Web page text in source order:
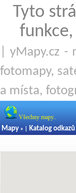
Tyto
funkce,
| yMapy.cz
fotomapy,
a místa,
Všechny mapy..
Mapy » | Katalog odkazů